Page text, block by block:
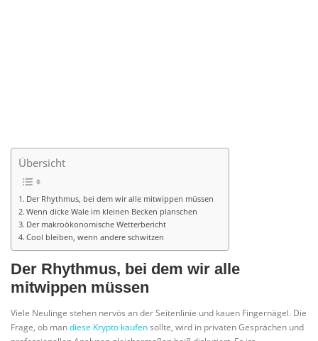
Übersicht
Der Rhythmus, bei dem wir alle mitwippen müssen
Wenn dicke Wale im kleinen Becken planschen
Der makroökonomische Wetterbericht
Cool bleiben, wenn andere schwitzen
Der Rhythmus, bei dem wir alle
mitwippen müssen
Viele Neulinge stehen nervös an der Seitenlinie und kauen Fingernägel. Die
Frage, ob mandiese Krypto kaufensollte, wird in privaten Gesprächen und